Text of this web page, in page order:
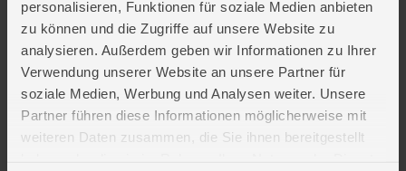
personalisieren, Funktionen für soziale Medien anbieten
zu können und die Zugriffe auf unsere Website zu
analysieren. Außerdem geben wir Informationen zu Ihrer
Verwendung unserer Website an unsere Partner für
soziale Medien, Werbung und Analysen weiter. Unsere
Partner führen diese Informationen möglicherweise mit
weiteren Daten zusammen, die Sie ihnen bereitgestellt
Kein Angebot mehr verpassen
Zum Newsletter anmelden & Vorteile sichern